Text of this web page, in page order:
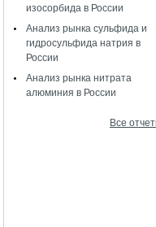
изосорбида в России
Анализ рынка сульфида и
гидросульфида натрия в
России
Анализ рынка нитрата
алюминия в России
Все